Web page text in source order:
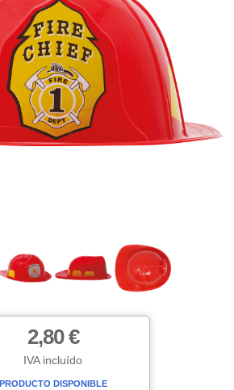
2,80 €
IVA incluído
PRODUCTO DISPONIBLE